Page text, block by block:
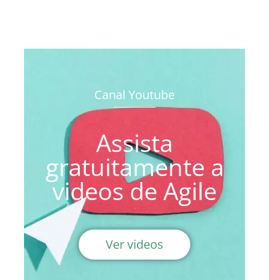
Canal Youtube
Assista
gratuitamente a
videos de Agile
Ver videos